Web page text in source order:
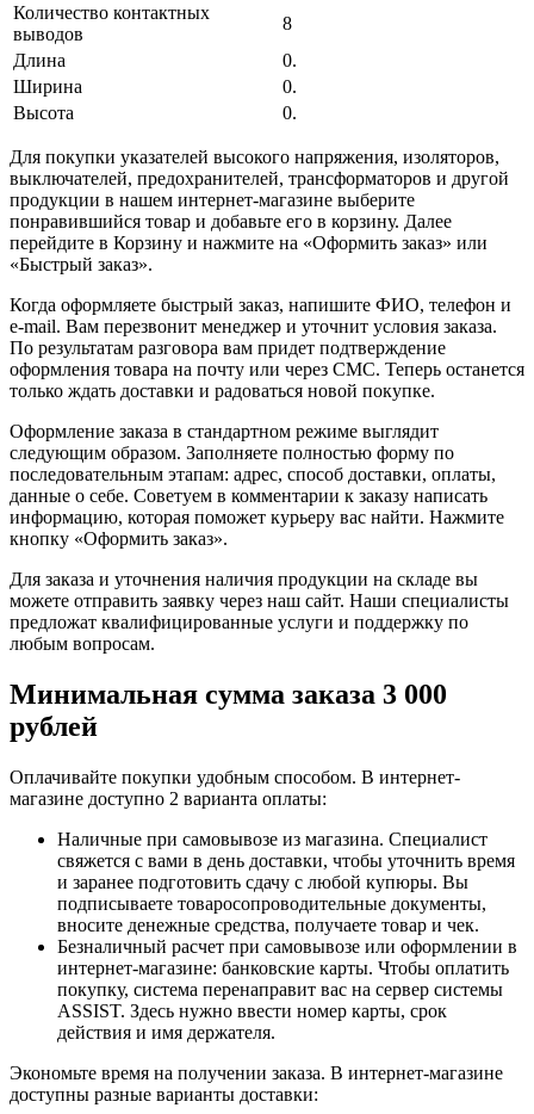
Количество контактных
выводов
8
Длина
0.
Ширина
0.
Высота
0.
Для покупки указателей высокого напряжения, изоляторов,
выключателей, предохранителей, трансформаторов и другой
продукции в нашем интернет-магазине выберите
понравившийся товар и добавьте его в корзину. Далее
перейдите в Корзину и нажмите на «Оформить заказ» или
«Быстрый заказ».
Когда оформляете быстрый заказ, напишите ФИО, телефон и
e-mail. Вам перезвонит менеджер и уточнит условия заказа.
По результатам разговора вам придет подтверждение
оформления товара на почту или через СМС. Теперь останется
только ждать доставки и радоваться новой покупке.
Оформление заказа в стандартном режиме выглядит
следующим образом. Заполняете полностью форму по
последовательным этапам: адрес, способ доставки, оплаты,
данные о себе. Советуем в комментарии к заказу написать
информацию, которая поможет курьеру вас найти. Нажмите
кнопку «Оформить заказ».
Для заказа и уточнения наличия продукции на складе вы
можете отправить заявку через наш сайт. Наши специалисты
предложат квалифицированные услуги и поддержку по
любым вопросам.
Минимальная сумма заказа 3 000
рублей
Оплачивайте покупки удобным способом. В интернет-
магазине доступно 2 варианта оплаты:
Наличные при самовывозе из магазина. Специалист
свяжется с вами в день доставки, чтобы уточнить время
и заранее подготовить сдачу с любой купюры. Вы
подписываете товаросопроводительные документы,
вносите денежные средства, получаете товар и чек.
Безналичный расчет при самовывозе или оформлении в
интернет-магазине: банковские карты. Чтобы оплатить
покупку, система перенаправит вас на сервер системы
ASSIST. Здесь нужно ввести номер карты, срок
действия и имя держателя.
Экономьте время на получении заказа. В интернет-магазине
доступны разные варианты доставки: